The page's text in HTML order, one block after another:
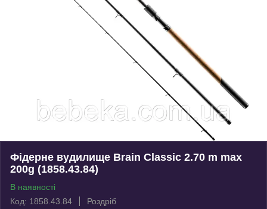
Фідерне вудилище Brain Classic 2.70 m max
200g (1858.43.84)
В наявності
Код: 1858.43.84
Роздріб